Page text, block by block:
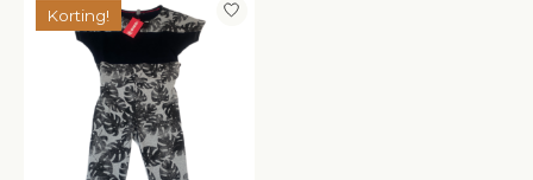
Korting!